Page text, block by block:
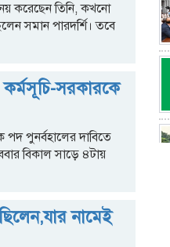
করেছেন তিনি, কখনো
সমান পারদর্শি। তবে
সরকারকে
পদ পুনর্বহালের দাবিতে
বিকাল সাড়ে ৪টায়
নামেই